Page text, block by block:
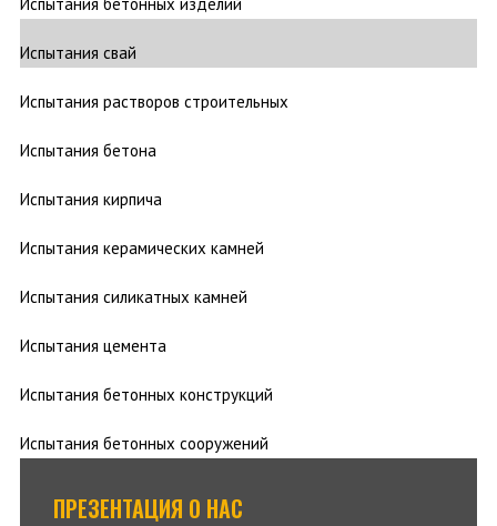
Испытания свай
Испытания растворов строительных
Испытания бетона
Испытания кирпича
Испытания керамических камней
Испытания силикатных камней
Испытания цемента
Испытания бетонных конструкций
Испытания бетонных сооружений
ПРЕЗЕНТАЦИЯ О НАС